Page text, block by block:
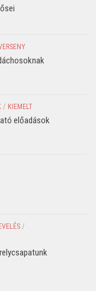
/ KIEMELT
előadások
/